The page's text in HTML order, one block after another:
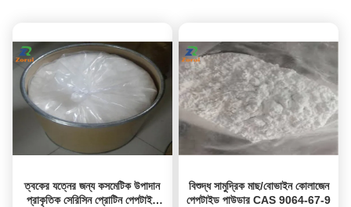
ত্বকের যত্নের জন্য কসমেটিক উপাদান
প্রাকৃতিক সেরিসিন প্রোটিন পেপটাইড
বিশুদ্ধ সামুদ্রিক মাছ/বোভাইন কোলাজেন
পেপটাইড পাউডার CAS 9064-67-9